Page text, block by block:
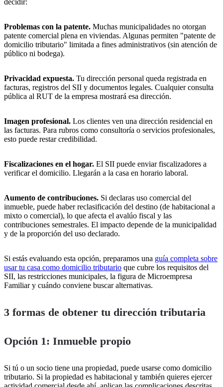
decidir:
Problemas con la patente. Muchas municipalidades no otorgan
patente comercial plena en viviendas. Algunas permiten "patente de
domicilio tributario" limitada a fines administrativos (sin atención de
público ni bodega).
Privacidad expuesta. Tu dirección personal queda registrada en
facturas, registros del SII y documentos legales. Cualquier consulta
pública al RUT de la empresa mostrará esa dirección.
Imagen profesional. Los clientes ven una dirección residencial en
las facturas. Para rubros como consultoría o servicios profesionales,
esto puede restar credibilidad.
Fiscalizaciones en el hogar. El SII puede enviar fiscalizadores a
verificar el domicilio. Llegarán a la casa en horario laboral.
Aumento de contribuciones. Si declaras uso comercial del
inmueble, puede haber reclasificación del destino (de habitacional a
mixto o comercial), lo que afecta el avalúo fiscal y las
contribuciones semestrales. El impacto depende de la municipalidad
y de la proporción del uso declarado.
Si estás evaluando esta opción, preparamos una guía completa sobre
usar tu casa como domicilio tributario que cubre los requisitos del
SII, las restricciones municipales, la figura de Microempresa
Familiar y cuándo conviene buscar alternativas.
3 formas de obtener tu dirección tributaria
Opción 1: Inmueble propio
Si tú o un socio tiene una propiedad, puede usarse como domicilio
tributario. Si la propiedad es habitacional y también quieres ejercer